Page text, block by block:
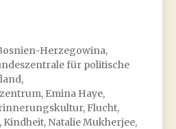
Herzegowina,
für politische
,
, Emina Haye,
, Flucht,
, Kindheit, Natalie Mukherjee,